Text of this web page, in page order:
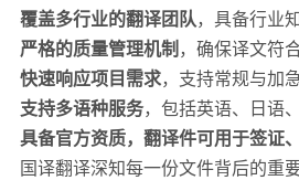
覆盖多行业的翻译团队，具备行业
严格的质量管理机制 ，确保译文符
快速响应项目需求，支持常规与加
支持多语种服务，包括英语、日语
具备官方资质，翻译件可用于签证
国译翻译深知每一份文件背后的重